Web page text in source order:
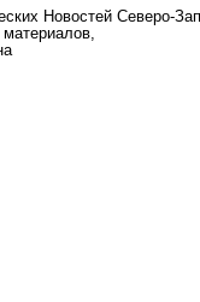
Новостей Северо-